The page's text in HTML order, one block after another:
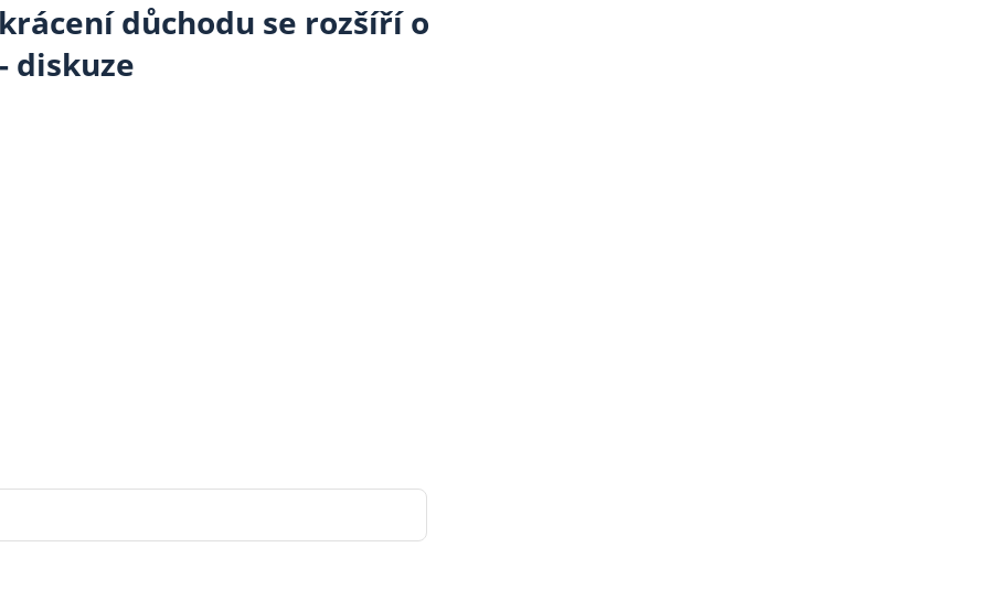
důchodu se rozšíří o
diskuze